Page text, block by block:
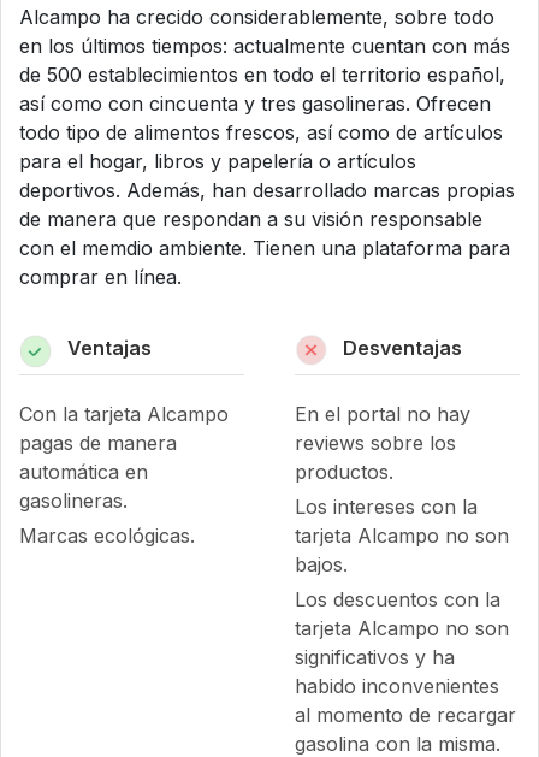
Alcampo ha crecido considerablemente, sobre todo
en los últimos tiempos: actualmente cuentan con más
de 500 establecimientos en todo el territorio español,
así como con cincuenta y tres gasolineras. Ofrecen
todo tipo de alimentos frescos, así como de artículos
para el hogar, libros y papelería o artículos
deportivos. Además, han desarrollado marcas propias
de manera que respondan a su visión responsable
con el memdio ambiente. Tienen una plataforma para
comprar en línea.
Ventajas
Con la tarjeta Alcampo
pagas de manera
automática en
gasolineras.
Marcas ecológicas.
Desventajas
En el portal no hay
reviews sobre los
productos.
Los intereses con la
tarjeta Alcampo no son
bajos.
Los descuentos con la
tarjeta Alcampo no son
significativos y ha
habido inconvenientes
al momento de recargar
gasolina con la misma.